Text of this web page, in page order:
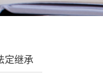
定继承